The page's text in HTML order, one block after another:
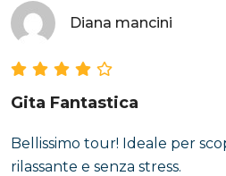
Diana mancini
Gita Fantastica
Bellissimo tour! Ideale per
rilassante e senza stress.